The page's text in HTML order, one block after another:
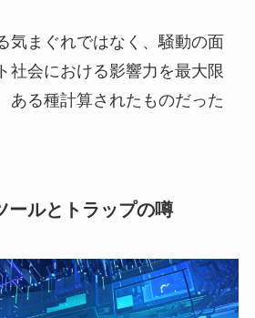
気まぐれではなく、騒動の面
社会における影響力を最大限
ある種計算されたものだった
ールとトラップの噂